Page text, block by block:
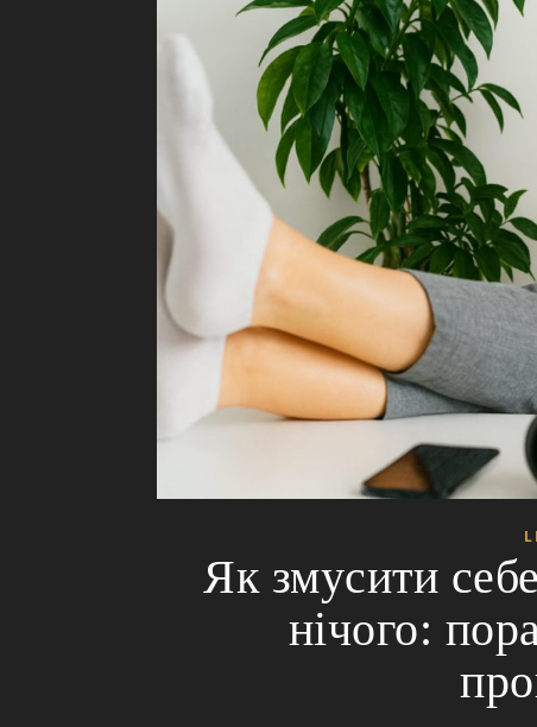
Як змусити
нічого: